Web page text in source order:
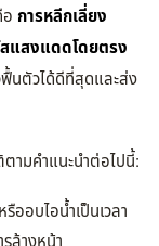
การหลีกเลี่ยง
แสงแดดโดยตรง
ฟื้นตัวได้ดีที่สุดและส่ง
ามคำแนะนำต่อไปนี้:
ออบไอน้ำเป็นเวลา